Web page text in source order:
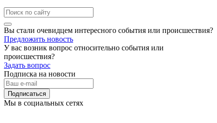
Вы стали очевидцем интересного события или происшествия?
Предложить новость
У вас возник вопрос относительно события или
происшествия?
Задать вопрос
Подписка на новости
Подписаться
Мы в социальных сетях